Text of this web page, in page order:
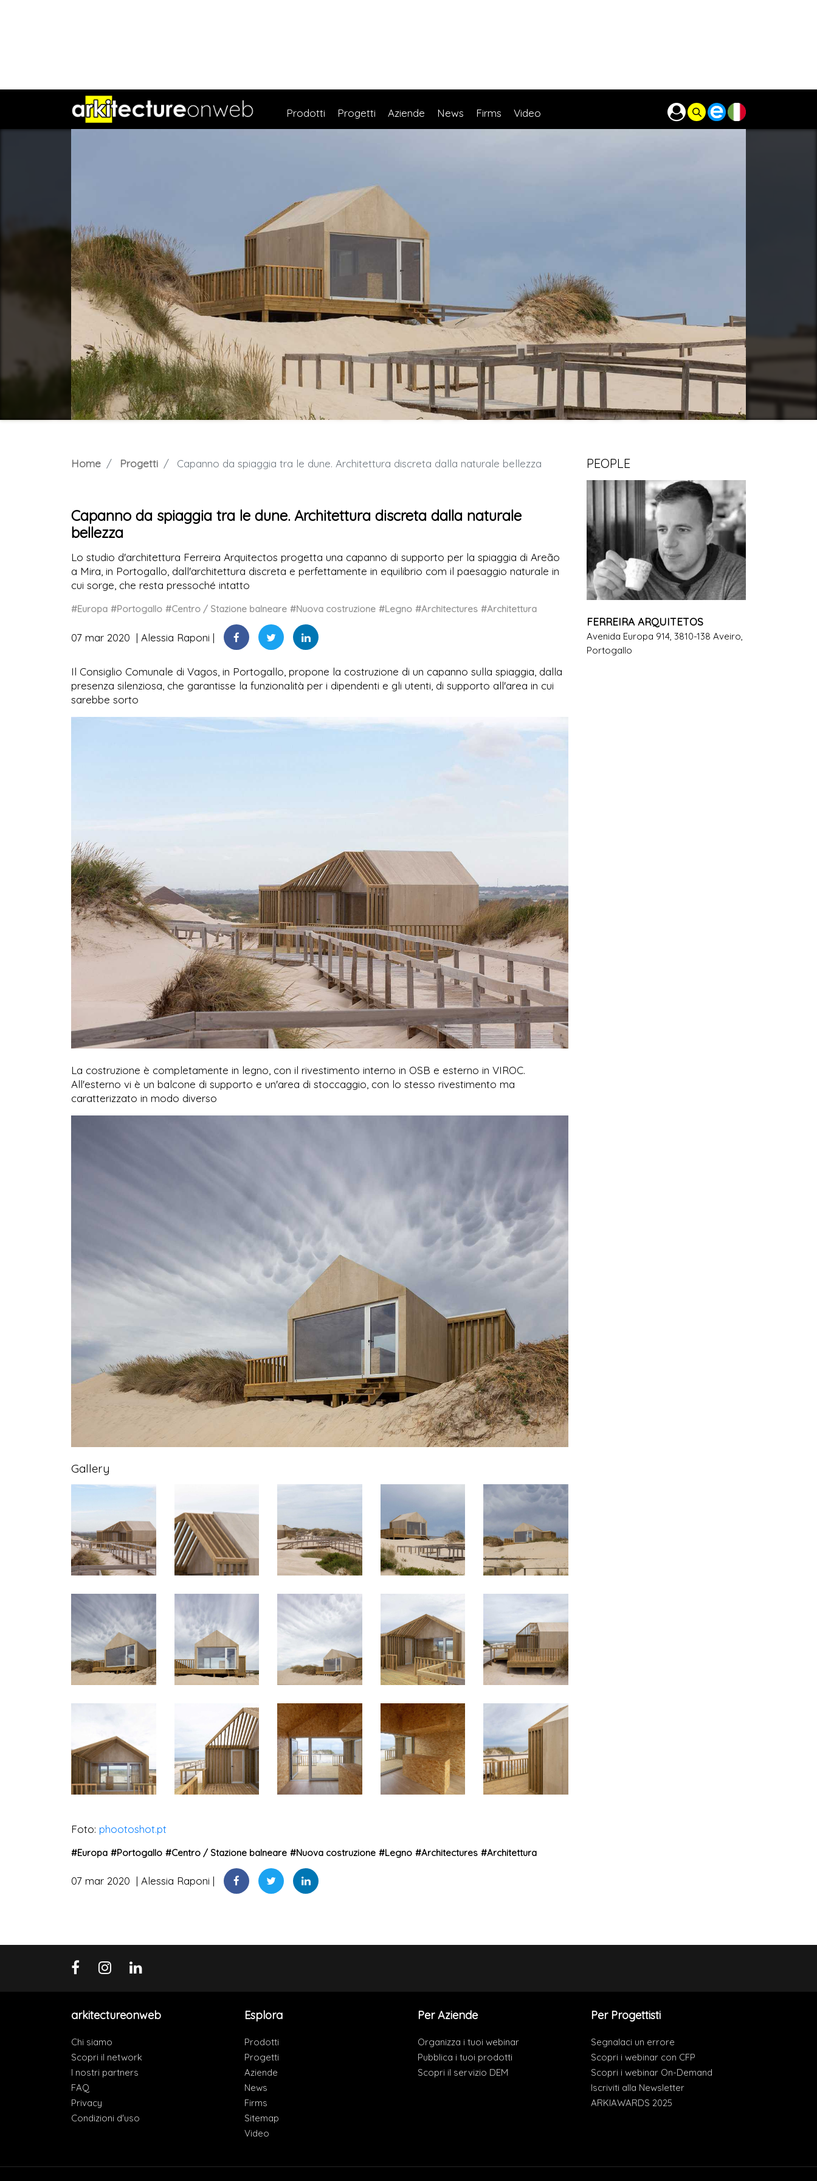
Prodotti Progetti Aziende News Firms Video
Home Progetti Capanno da spiaggia tra le dune. Architettura discreta dalla naturale bellezza
Capanno da spiaggia tra le dune. Architettura discreta dalla naturale
bellezza
Lo studio d'architettura Ferreira Arquitectos progetta una capanno di supporto per la spiaggia di Areão
a Mira, in Portogallo, dall'architettura discreta e perfettamente in equilibrio com il paesaggio naturale in
cui sorge, che resta pressoché intatto
#Europa #Portogallo #Centro / Stazione balneare #Nuova costruzione #Legno #Architectures #Architettura
07 mar 2020 Alessia Raponi
Il Consiglio Comunale di Vagos, in Portogallo, propone la costruzione di un capanno sulla spiaggia, dalla
presenza silenziosa, che garantisse la funzionalità per i dipendenti e gli utenti, di supporto all'area in cui
sarebbe sorto
La costruzione è completamente in legno, con il rivestimento interno in OSB e esterno in VIROC.
All'esterno vi è un balcone di supporto e un'area di stoccaggio, con lo stesso rivestimento ma
caratterizzato in modo diverso
Gallery
Foto: phootoshot.pt
#Europa #Portogallo #Centro / Stazione balneare #Nuova costruzione #Legno #Architectures #Architettura
07 mar 2020 Alessia Raponi
PEOPLE
FERREIRA ARQUITETOS
Avenida Europa 914, 3810-138 Aveiro,
Portogallo
arkitectureonweb
Chi siamo
Scopri il network
I nostri partners
FAQ
Privacy
Condizioni d'uso
Esplora
Prodotti
Progetti
Aziende
News
Firms
Sitemap
Video
Per Aziende
Organizza i tuoi webinar
Pubblica i tuoi prodotti
Scopri il servizio DEM
Per Progettisti
Segnalaci un errore
Scopri i webinar con CFP
Scopri i webinar On-Demand
Iscriviti alla Newsletter
ARKIAWARDS 2025